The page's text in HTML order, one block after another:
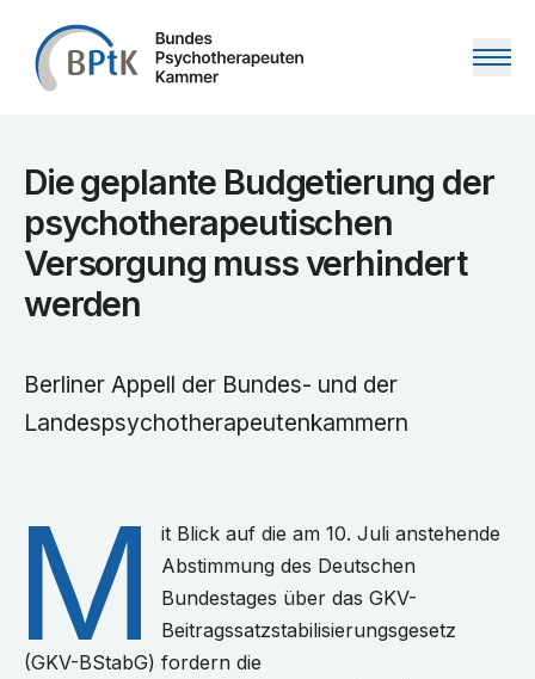
Zum Inhalt springen
Die geplante Budgetierung der
psychotherapeutischen
Versorgung muss verhindert
werden
Berliner Appell der Bundes- und der
Landespsychotherapeutenkammern
M
it Blick auf die am 10. Juli anstehende
Abstimmung des Deutschen
Bundestages über das GKV-
Beitragssatzstabilisierungsgesetz
(GKV-BStabG) fordern die